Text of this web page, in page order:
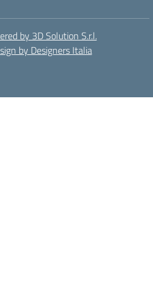
by 3D Solution S.r.l.
by Designers Italia